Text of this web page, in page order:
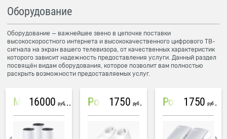
Оборудование
Оборудование — важнейшее звено в цепочке поставки
высокоскоростного интернета и высококачественного цифрового ТВ-
сигнала на экран вашего телевизора, от качественных характеристик
которого зависит надежность предоставления услуги. Данный раздел
посвящён видам оборудования, которое позволит вам полностью
раскрыть возможности предоставляемых услуг.
Mesh система TP-Link Deco M4 (3 устройства)
16000 руб PowerLine Tenda PH6
1750 руб PowerLine TP-Link AV600
1750 руб